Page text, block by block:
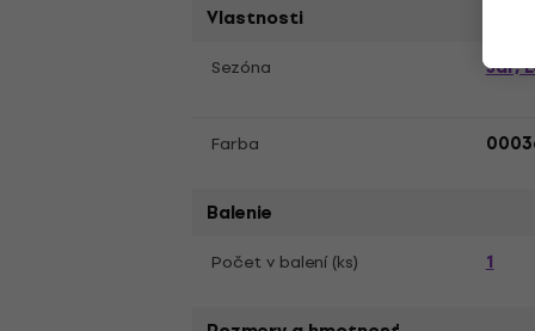
Vlastnosti
Sezóna Jar,
Farba
Balenie
Počet v balení (ks) 1